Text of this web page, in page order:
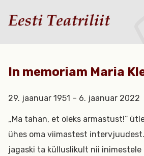
In memoriam Maria
29. jaanuar 1951 – 6. jaanuar 2022
„Ma tahan, et oleks armastust!“
ühes oma viimastest
jagaski ta külluslikult nii inimestele